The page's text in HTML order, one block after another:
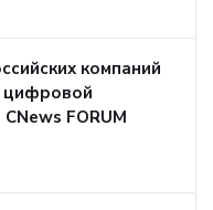
компаний
цифровой
FORUM